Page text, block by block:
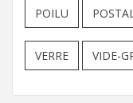
POILU
VERRE VIDE-